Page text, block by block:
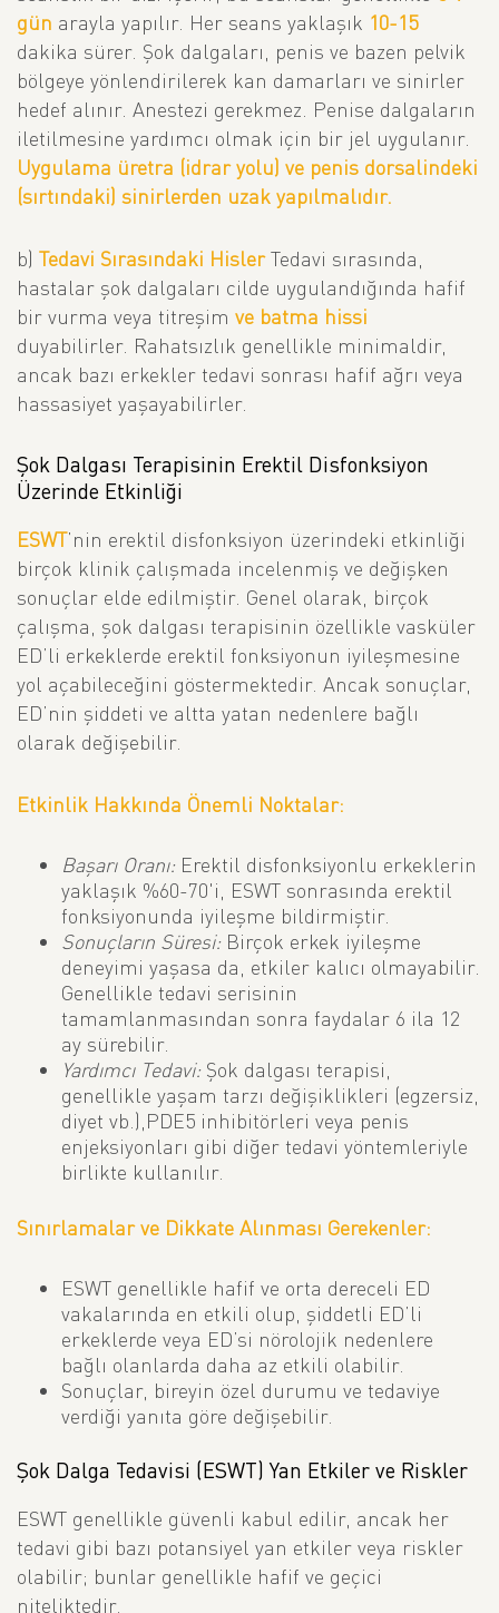
gün arayla yapılır. Her seans yaklaşık 10-15
dakika sürer. Şok dalgaları, penis ve bazen pelvik
bölgeye yönlendirilerek kan damarları ve sinirler
hedef alınır. Anestezi gerekmez. Penise dalgaların
iletilmesine yardımcı olmak için bir jel uygulanır.
Uygulama üretra (idrar yolu) ve penis dorsalindeki
(sırtındaki) sinirlerden uzak yapılmalıdır.
b) Tedavi Sırasındaki HislerTedavi sırasında,
hastalar şok dalgaları cilde uygulandığında hafif
bir vurma veya titreşim ve batma hissi
duyabilirler. Rahatsızlık genellikle minimaldir,
ancak bazı erkekler tedavi sonrası hafif ağrı veya
hassasiyet yaşayabilirler.
Şok Dalgası Terapisinin Erektil Disfonksiyon
Üzerinde Etkinliği
ESWT’nin erektil disfonksiyon üzerindeki etkinliği
birçok klinik çalışmada incelenmiş ve değişken
sonuçlar elde edilmiştir. Genel olarak, birçok
çalışma, şok dalgası terapisinin özellikle vasküler
ED’li erkeklerde erektil fonksiyonun iyileşmesine
yol açabileceğini göstermektedir. Ancak sonuçlar,
ED’nin şiddeti ve altta yatan nedenlere bağlı
olarak değişebilir.
Etkinlik Hakkında Önemli Noktalar:
Başarı Oranı:Erektil disfonksiyonlu erkeklerin
yaklaşık %60-70'i, ESWT sonrasında erektil
fonksiyonunda iyileşme bildirmiştir.
Sonuçların Süresi:Birçok erkek iyileşme
deneyimi yaşasa da, etkiler kalıcı olmayabilir.
Genellikle tedavi serisinin
tamamlanmasından sonra faydalar 6 ila 12
ay sürebilir.
Yardımcı Tedavi:Şok dalgası terapisi,
genellikle yaşam tarzı değişiklikleri (egzersiz,
diyet vb.),PDE5 inhibitörleri veya penis
enjeksiyonları gibi diğer tedavi yöntemleriyle
birlikte kullanılır.
Sınırlamalar ve Dikkate Alınması Gerekenler:
ESWT genellikle hafif ve orta dereceli ED
vakalarında en etkili olup, şiddetli ED’li
erkeklerde veya ED’si nörolojik nedenlere
bağlı olanlarda daha az etkili olabilir.
Sonuçlar, bireyin özel durumu ve tedaviye
verdiği yanıta göre değişebilir.
Şok Dalga Tedavisi (ESWT) Yan Etkiler ve Riskler
ESWT genellikle güvenli kabul edilir, ancak her
tedavi gibi bazı potansiyel yan etkiler veya riskler
olabilir; bunlar genellikle hafif ve geçici
niteliktedir.